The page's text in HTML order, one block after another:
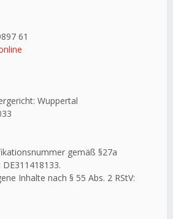
61
Wuppertal
gemäß §27a
Inhalte nach § 55 Abs. 2 RStV: